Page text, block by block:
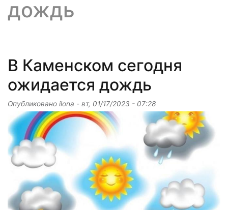
дождь
В Каменском сегодня
ожидается дождь
Опубликовано ilona - вт, 01/17/2023 - 07:28